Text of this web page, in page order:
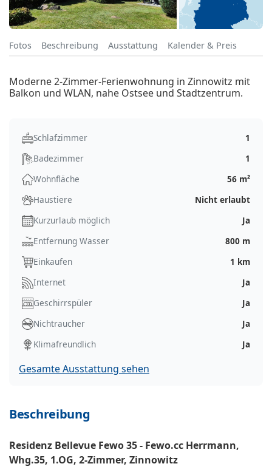
Fotos Beschreibung Ausstattung Kalender & Preis
Moderne 2-Zimmer-Ferienwohnung in Zinnowitz mit
Balkon und WLAN, nahe Ostsee und Stadtzentrum.
Schlafzimmer
1
Badezimmer
1
Wohnfläche
56 m²
Haustiere
Nicht erlaubt
Kurzurlaub möglich
Ja
Entfernung Wasser
800 m
Einkaufen
1 km
Internet
Ja
Geschirrspüler
Ja
Nichtraucher
Ja
Klimafreundlich
Ja
Gesamte Ausstattung sehen
Beschreibung
Residenz Bellevue Fewo 35 - Fewo.cc Herrmann,
Whg.35, 1.OG, 2-Zimmer, Zinnowitz